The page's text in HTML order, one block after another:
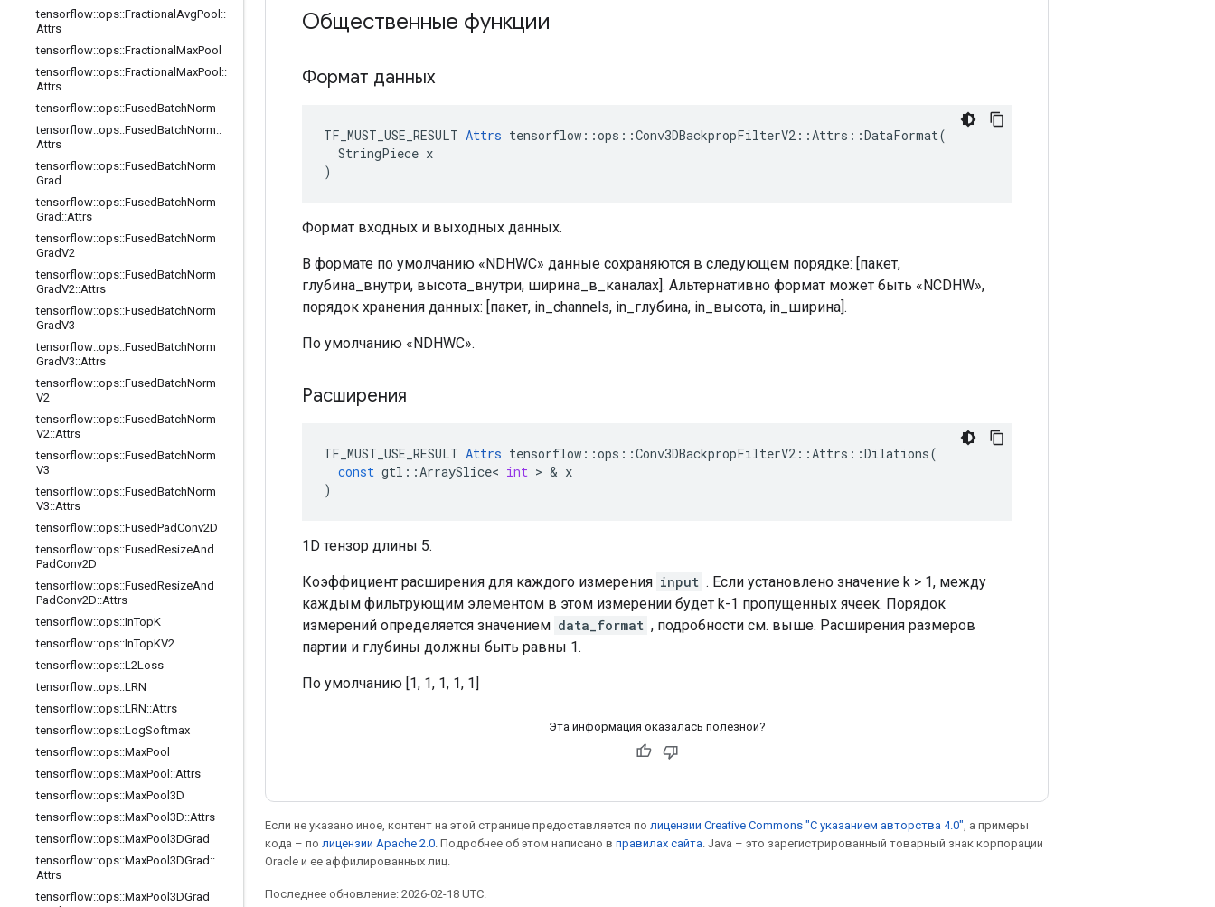
tensorflow::ops::Fractional AvgPool ::
Attrs
tensorflow::ops::Fractional MaxPool
tensorflow::ops::Fractional MaxPool ::
Attrs
tensorflow::ops::FusedBatchNorm
tensorflow::ops::FusedBatchNorm::
Attrs
tensorflow::ops::FusedBatchNorm
Grad
tensorflow::ops::FusedBatchNorm
Grad ::Attrs
tensorflow::ops::FusedBatchNorm
GradV2
tensorflow::ops::FusedBatchNorm
GradV2::Attrs
tensorflow::ops::FusedBatchNorm
GradV3
tensorflow::ops::FusedBatchNorm
GradV3::Attrs
tensorflow::ops::FusedBatchNorm
V2
tensorflow::ops::FusedBatchNorm
V2::Attrs
tensorflow::ops::FusedBatchNorm
V3
tensorflow::ops::FusedBatchNorm
V3::Attrs
tensorflow::ops::FusedPadConv2D
tensorflow::ops::FusedResizeAnd
PadConv2D
tensorflow::ops::FusedResizeAnd
PadConv2D::Attrs
tensorflow::ops::InTopK
tensorflow::ops::InTopKV2
tensorflow::ops::L2Loss
tensorflow::ops::LRN
tensorflow::ops::LRN::Attrs
tensorflow::ops::LogSoftmax
tensorflow::ops::MaxPool
tensorflow::ops::MaxPool ::Attrs
tensorflow::ops::MaxPool3D
tensorflow::ops::MaxPool3D::Attrs
tensorflow::ops::MaxPool3DGrad
tensorflow::ops::MaxPool3DGrad ::
Attrs
tensorflow::ops::MaxPool3DGrad
Общественные функции
Формат данных
TF_MUST_USE_RESULT Attrs tensorflow::ops::Conv3DBackpropFilterV2::Attrs::DataFormat(
  StringPiece x
)
Формат входных и выходных данных.
В формате по умолчанию «NDHWC» данные сохраняются в следующем порядке: [пакет,
глубина_внутри, высота_внутри, ширина_в_каналах]. Альтернативно формат может быть «NCDHW»,
порядок хранения данных: [пакет, in_channels, in_глубина, in_высота, in_ширина].
По умолчанию «NDHWC».
Расширения
TF_MUST_USE_RESULT Attrs tensorflow ::ops ::Conv3DBackpropFilterV2 ::Attrs ::Dilations(
const gtl ::ArraySlice< int > & x
)
1D тензор длины 5.
Коэффициент расширения для каждого измерения input . Если установлено значение k > 1, между
каждым фильтрующим элементом в этом измерении будет k-1 пропущенных ячеек. Порядок
измерений определяется значением data_format , подробности см. выше. Расширения размеров
партии и глубины должны быть равны 1.
По умолчанию [1, 1, 1, 1, 1]
Эта информация оказалась полезной?
Если не указано иное, контент на этой странице предоставляется по лицензии Creative Commons "С указанием авторства 4.0" , а примеры
кода – по лицензии Apache 2.0 . Подробнее об этом написано в правилах сайта . Java – это зарегистрированный товарный знак корпорации
Oracle и ее аффилированных лиц.
Последнее обновление: 2026-02-18 UTC.